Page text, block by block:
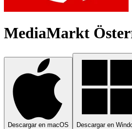
MediaMarkt
Descargar en macOS Descargar en